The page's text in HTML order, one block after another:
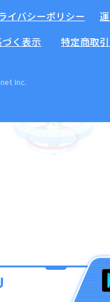
イバシーポリシー
く表示
特定商取
Inc.